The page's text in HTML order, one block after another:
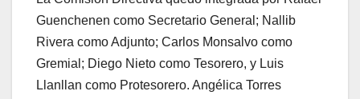
Guenchenen como Secretario General; Nallib
Rivera como Adjunto; Carlos Monsalvo como
Gremial; Diego Nieto como Tesorero, y Luis
Llanllan como Protesorero. Angélica Torres